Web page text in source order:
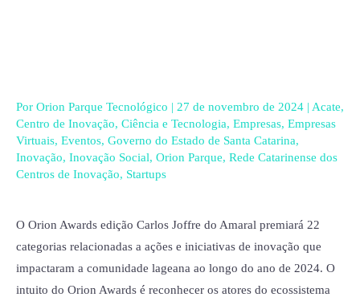
Por Orion Parque Tecnológico | 27 de novembro de 2024 | Acate,
Centro de Inovação, Ciência e Tecnologia, Empresas, Empresas
Virtuais, Eventos, Governo do Estado de Santa Catarina,
Inovação, Inovação Social, Orion Parque, Rede Catarinense dos
Centros de Inovação, Startups
O Orion Awards edição Carlos Joffre do Amaral premiará 22
categorias relacionadas a ações e iniciativas de inovação que
impactaram a comunidade lageana ao longo do ano de 2024. O
intuito do Orion Awards é reconhecer os atores do ecossistema